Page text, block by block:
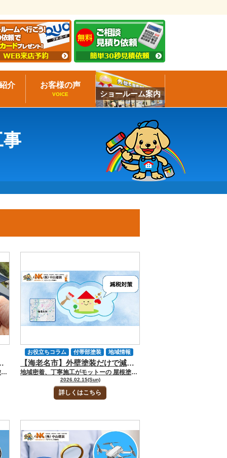
介 お客様の声
VOICE ショールーム案内
・葺き替えの判断基準
地域密着、丁寧施工がモットーの 屋根塗装・外壁塗装専門店の中山建装です！ 代表取締役の中山です！ 屋根のメンテナンスを考え始めたとき、多くの方が最初に気になるのは「いくらかかるのか」という費用面です。しかし、屋根工事は外壁塗装と違い、普段の生活で状態を確認しにくいため、塗装で済むのか、補修が必要なのか、カバー工法や葺き替えまで検討すべきなのか判断しづらい工事です。 そのため、相場だけを見て工事を決めると、本来必要な補修を見逃したり、反対にまだ不要な大きな工事を選んでしまったりすることがあります。大切なのは、費用の安さだけでなく、現在の屋根の状態に合った工事を選ぶことです。 神奈川県内でも、大和市・厚木市・座間市・海老名市などの県央エリアでは、夏場の日差し、台風や強風雨、住宅密集地での足場条件によって屋根の劣化状況や工事費用が変わることがあります。とくに屋根は地上から見えにくいため、見積もり前の診断で屋根材、棟板金、下地、雨漏りの有無まで確認しておくことが重要です。 今回のお役立ちコラムでは「屋根塗装と屋根修理の相場」について、塗装・部分補修・カバー工法・葺き替えの費用目安と、見積もり前に知っておきたい判断基準を解説します。 [myphp file="comContactL"] 屋根塗装・屋根修理の相場と工事内容の違い 屋根工事と一口に言っても、塗装・部分補修・カバー工法・葺き替えでは工事内容も費用も大きく異なります。色あせや塗膜の劣化であれば塗装で対応できる場合がありますが、屋根材そのものが傷んでいる場合は修理や改修工事が必要です。 一般的な戸建住宅における費用目安は以下の通りです。 工事内容 費用目安 主な目的 屋根塗装 約30万〜80万円 防水性・美観・保護機能の回復 部分補修 約3万〜30万円 棟板金、割れ、浮きなどの補修 カバー工法 約80万〜200万円 既存屋根の上に新しい屋根を重ねる 葺き替え 約120万〜300万円 既存屋根を撤去して新しい屋根に交換 建物の大きさや屋根材、劣化状況、屋根の勾配、足場条件によって費用は変動します。とくに屋根工事は、同じ坪数の住宅でも屋根面積や形状によって金額が変わりやすいため、総額だけでなく工事内容の違いを見ることが大切です。 屋根塗装の相場 屋根塗装は、屋根材そのものを交換する工事ではなく、防水性能や保護機能を回復させるためのメンテナンスです。スレート屋根や金属屋根など、塗装による保護が必要な屋根材では、定期的な塗装によって劣化の進行を抑えることができます。 一般的な戸建住宅の場合、屋根塗装の相場は30万〜80万円前後が目安です。ただし、この金額には足場代が含まれているケースと含まれていないケースがあります。屋根工事は高所作業になるため、安全確保のために足場設置が必要になることがほとんどです。 外壁塗装と同時に屋根塗装を行う場合は、足場を共用できるため、別々に工事するより効率的です。反対に、外壁塗装だけを先に行い、数年後に屋根工事をする場合は、再度足場費用が発生する可能性があります。見積もりを比較する際は、屋根塗装単体の金額だけでなく、外壁との同時施工や将来的な足場費用まで含めて考えることが重要です。 ▼大和市の屋根塗装費用はこちら▼大和市で屋根塗装はいくらかかる？見積前に知っておきたい基礎知識 部分補修・棟板金修理の相場 屋根全体の工事が必要になる前段階で行われるのが部分補修です。代表的なものとして、棟板金の浮きや釘抜けの補修、コーキング補修、スレートの割れ補修、雨樋まわりの不具合調整などがあります。 部分補修の相場は数万円から30万円程度まで幅があります。劣化箇所が限定的であれば比較的低コストで対応できますが、被害範囲が広い場合や、複数箇所に不具合が出ている場合は補修費用も増加します。 とくに棟板金は、台風や強風の影響を受けやすい部分です。神奈川県央エリアでも、強風雨のあとに棟板金の浮き、釘抜け、板金のめくれが見つかることがあります。地上からは分かりにくくても、放置すると雨水が入り込み、下地の木材や防水紙を傷める原因になるため注意が必要です。 屋根の部分補修は、表面上は小さな不具合に見えても、実際には下地まで傷んでいるケースがあります。中山建装の診断では、見えている破損だけでなく、その周辺に雨水の侵入リスクがないかまで確認することが大切です。 カバー工法と葺き替えの相場 屋根材の劣化が進んでいる場合は、カバー工法や葺き替えが選択肢になります。カバー工法は、既存の屋根の上から新しい屋根材を重ねる工事です。既存屋根を撤去しないため、撤去費用や廃材処分費を抑えやすく、工期も比較的短くなりやすい特徴があります。一般的な相場は80万〜200万円前後です。 一方、葺き替えは既存屋根を撤去し、新しい屋根材に交換する工事です。下地まで確認・補修できるため、雨漏りや下地の腐食がある場合には根本的な改善につながります。ただし、撤去費用や処分費用が発生するため、相場は120万〜300万円程度と高くなる傾向があります。 カバー工法と葺き替えのどちらがよいかは、屋根材の種類と下地の状態によって変わります。既存屋根の下地が健全であればカバー工法を検討できますが、雨漏りが長く続いている場合や、野地板が傷んでいる場合は葺き替えが必要になることがあります。 また、瓦屋根など屋根材によってはカバー工法が適さないケースもあります。費用だけで「安い方」を選ぶのではなく、現在の屋根に施工できる工法かどうかを診断で確認することが重要です。 ▼葺き替え・カバーの費用比較▼大和市・厚木市｜屋根葺き替え・カバー工法の費用相場と選び方 [myphp file="comContactL"] 塗装で済む状態と修理が必要な状態の判断基準 屋根工事で最も重要なのは「どの工事を選ぶか」ではなく、「現在の屋根がどの状態にあるか」を把握することです。色あせ程度であれば塗装で対応できる場合がありますが、屋根材そのものが傷んでいる場合は塗装だけでは十分な効果が得られません。 確認したい主な症状は以下の通りです。 症状 考えられる状態 検討する工事 色あせ・塗膜劣化 防水性の低下 屋根塗装 コケ・藻の発生 水分が残りやすい状態 洗浄・塗装 棟板金の浮き 強風や経年劣化 部分補修 屋根材の割れ・欠け 屋根材の劣化 補修・カバー工法 雨漏り跡 下地や防水紙の劣化 カバー工法・葺き替え 広範囲の劣化 屋根材の寿命 カバー工法・葺き替え 大切なのは、症状の有無だけでなく、どの程度進行しているかを見ることです。軽度の劣化であれば塗装や補修で済む場合がありますが、劣化が広範囲に及んでいる場合は、塗装しても数年以内に再工事が必要になることがあります。 ▼屋根リフォームの判断基準はこちら▼座間市の屋根リフォームはどれを選ぶ？塗装・カバー・葺き替えの判断基準をプロが徹底整理 塗装で済む状態 屋根塗装で対応できるのは、屋根材そのものがまだ健全な状態の場合です。代表的な症状としては、色あせ、チョーキング、軽度のコケや藻の発生、表面的な塗膜劣化などが挙げられます。これらは塗膜の劣化によって起こるものであり、屋根材の寿命そのものが尽きているわけではありません。 とくにスレート屋根は、塗膜によって防水性を維持しているため、定期的な塗装が必要になりやすい屋根材です。塗膜が劣化すると水分を吸いやすくなり、割れや反りにつながることがあります。 金属屋根の場合は、サビが広がる前の塗装が重要です。軽度のサビであればケレン作業や下地処理を行ったうえで塗装できる場合がありますが、穴あきや腐食が進んでいる場合は塗装だけでは対応できません。 ガルバリウム鋼板は耐久性が高い屋根材ですが、まったくメンテナンス不要ではありません。傷やもらいサビが発生することもあるため、定期的な点検で状態を確認しておくと安心です。 カバー工法や葺き替えを検討する状態 屋根材の劣化が進んでいる場合は、塗装だけでは対応できません。スレートの割れが多発している場合、屋根材の反りが目立つ場合、棟板金の下地が傷んでいる場合、雨漏りが発生している場合は、カバー工法や葺き替えを検討する段階です。 塗装はあくまで屋根材の表面を保護する工事です。屋根材自体が割れていたり、防水紙や野地板まで傷んでいたりする場合、塗料を塗っても根本的な解決にはなりません。 カバー工法は、既存屋根を活かしながら新しい屋根材を重ねるため、下地の状態が良好であれば有力な選択肢になります。一方で、雨漏りが進行している場合や、下地の腐食が疑われる場合は、既存屋根を撤去して内部を確認できる葺き替えの方が適していることがあります。 工事費用だけを見ると塗装が魅力的に感じられます。しかし、状態に合わない工事を選ぶと、結果的に再工事が必要になり、総額が高くなる可能性があります。見積もり前には、屋根材の表面だけでなく、下地や雨漏りリスクまで確認することが大切です。 屋根だけ後回しにしない方が良い理由 屋根工事を検討する際に見落とされやすいのが足場費用です。屋根塗装や屋根修理では高所作業のため足場が必要になりますが、この足場は外壁塗装でも共通して使用します。 屋根だけを後回しにすると、外壁塗装の数年後に再び足場を組むことになり、余分な費用が発生する場合があります。外壁塗装を検討するタイミングは、屋根の状態も一緒に確認する良い機会です。 屋根材ごとに、注意したいポイントも異なります。 屋根材 注意したい劣化 判断のポイント スレート屋根 色あせ、割れ、反り 塗装かカバー工法かを診断 金属屋根 サビ、浮き、穴あき サビの進行度を確認 トタン屋根 サビ、腐食、穴あき 塗装で済むか交換が必要か確認 ガルバリウム鋼板 傷、もらいサビ 定期点検で早期対応 瓦屋根 ズレ、割れ、漆喰劣化 塗装ではなく補修や葺き直しを検討 屋根は地上から状態を確認しにくいため「まだ大丈夫だろう」と後回しにされがちです。しかし、屋根の劣化は雨漏りにつながると、室内の天井、断熱材、柱や梁などにも影響することがあります。 中山建装へ相談する際も、外壁だけでなく屋根、棟板金、雨樋、軒天、破風板まで建物全体で確認することで、今必要な工事と将来的に必要になりそうな工事を整理しやすくなります。足場費用や今後のメンテナンス計画を考えると、屋根と外壁を別々に考えるのではなく、建物全体として判断することが無駄な出費を防ぐポイントです。 ▼屋根と外壁の同時施工はこちら▼屋根と外壁は一緒が得？大和市で同時施工がおすすめな家 FAQ｜屋根塗装・屋根修理の相場に関するよくある質問 屋根塗装と屋根修理はどちらを選べばよいですか？ 屋根材そのものが健全で、色あせや軽度のコケ、塗膜劣化が中心であれば屋根塗装で対応できる場合があります。一方、割れ、反り、棟板金の浮き、雨漏り跡がある場合は補修やカバー工法、葺き替えが必要になることがあります。まずは屋根の状態を診断して判断することが大切です。 屋根塗装の見積もりで確認すべき項目は何ですか？ 足場代、洗浄、下地処理、塗料名、塗装回数、屋根面積、棟板金やひび割れ補修の有無を確認しましょう。「屋根塗装一式」だけでは工事内容が分かりにくいため、どの範囲をどの材料で施工するのか、見積書に明記されているかが重要です。 カバー工法と葺き替えはどちらが安いですか？ 一般的には、既存屋根を撤去しないカバー工法の方が葺き替えより費用を抑えやすい傾向があります。ただし、下地が傷んでいる場合や雨漏りが進行している場合は、葺き替えが必要になることがあります。安さだけでなく、既存屋根の状態に合っているかを確認しましょう。 外壁塗装と屋根工事は同時にした方がよいですか？ 屋根と外壁を同時に施工すると、足場を共用できるため、別々に工事するより費用面で効率的な場合があります。屋根だけ後回しにすると、数年後に再び足場費用がかかる可能性があります。外壁塗装を検討するタイミングで屋根も点検しておくと、無駄な出費を防ぎやすくなります。 屋根塗装・屋根修理の費用判断は中山建装へご相談ください 屋根塗装や屋根修理の相場は、工事内容によって30万円台から300万円前後まで大きく変わります。ただし、費用だけで判断すると必要な工事を見落とすことがあります。 中山建装では、屋根材の状態、棟板金、下地、雨漏りリスクまで確認し、塗装で済むのか、補修や改修が必要なのかを分かりやすくご説明します。問い合わせフォームからのお問い合わせ、メール、電話でのご相談、ショールームへの来店にて、屋根工事の相場や見積もり前の不安をご相談ください。 [myphp file="comContactL"] ▼合わせてチェック▼中山建装の施工事例 中山建装塗装専門ショールーム 厚木店 中山建装塗装専門ショールーム 大和店 中山建装の無料屋根外壁診断
【海老名市】外壁塗装だけで減税できる？増改築等工事証明書と住宅ローン減税の条件を中山建装が解説
地域密着、丁寧施工がモットーの 屋根塗装・外壁塗装専門店の中山建装です！ 代表取締役の中山です！
2026.02.15(Sun)
詳しくはこちら
お役立ちコラム 付帯部塗装
地域情報
外壁塗装
外壁張り替え工事
外装劣化診断
屋根カバー工事
屋根塗装
屋根張り替え工事
海老名市
費用について 雨漏り診断